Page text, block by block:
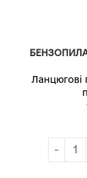
БЕНЗОПИЛА
Ланцюгові